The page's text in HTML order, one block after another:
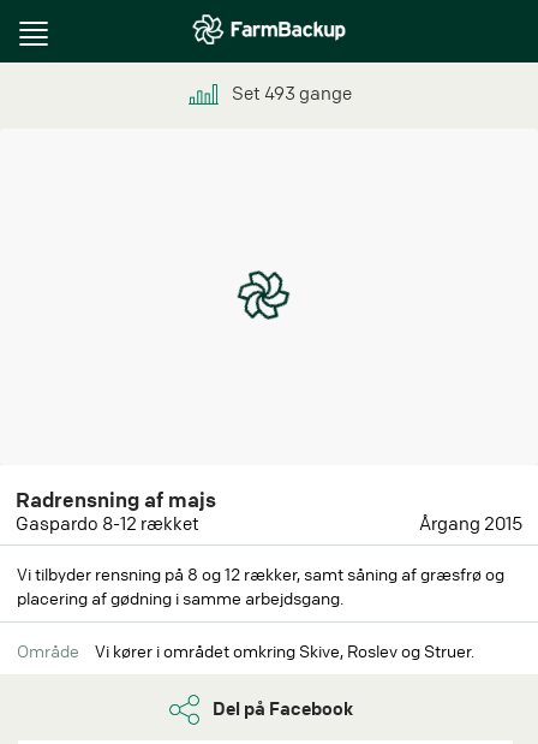
Toggle
Set 493 gange
Radrensning af majs
Gaspardo 8-12 rækket Årgang 2015
Vi tilbyder rensning på 8 og 12 rækker, samt såning af græsfrø og
placering af gødning i samme arbejdsgang.
Område Vi kører i området omkring Skive, Roslev og Struer.
Del på Facebook